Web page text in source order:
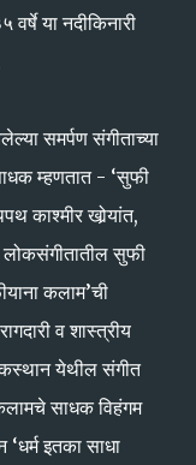
या नदीकिनारी
समर्पण संगीताच्या
म्हणतात - ‘सुफी
काश्मीर खोर्‍यांत,
लोकसंगीतातील सुफी
कलाम’ची
व शास्त्रीय
येथील संगीत
साधक विहंगम
‘धर्म इतका साधा